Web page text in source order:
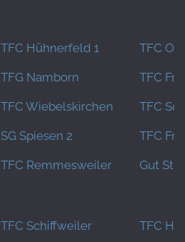
TFC Hühnerfeld 1 TFC
TFG Namborn TFC
TFC Wiebelskirchen TFC
SG Spiesen 2 TFC
TFC Remmesweiler Gut
TFC Schiffweiler TFC